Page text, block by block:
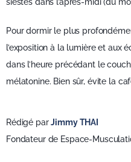
siestes dans l’après-midi (du
Pour dormir le plus
l’exposition à la lumière et aux
dans l’heure précédant le
mélatonine. Bien sûr, évite la
Rédigé parJimmy THAI
Fondateur de Espace-